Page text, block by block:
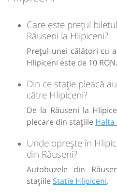
Care este prețul
Răuseni la Hlipiceni?
Prețul unei călători cu
Hlipiceni este de 10 RON.
Din ce stație pleacă
către Hlipiceni?
De la Răuseni la
plecare din stațiile Halta
Unde oprește în
din Răuseni?
Autobuzele din
stațiile Statie Hlipiceni.